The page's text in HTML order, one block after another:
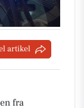
artikel
fra